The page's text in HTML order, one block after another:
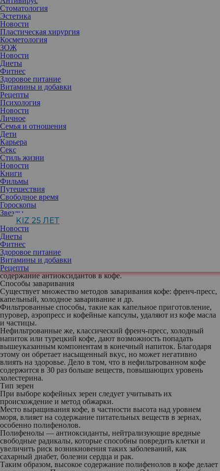
Стоматология
Эстетика
Новости
Пластическая хирургия
Косметология
ЗОЖ
Новости
Диеты
Фитнес
Здоровое питание
Витамины и добавки
Рецепты
Психология
Новости
Личное
Семья и отношения
Дети
Карьера
Секс
Стиль жизни
Новости
Книги
Фильмы
Путешествия
Свободное время
Гороскопы
Звезды
KIZ 25 ЛЕТ
Новости
Диеты
Фитнес
Здоровое питание
Витамины и добавки
Рецепты
Многие из нас не представляют утро без чашечки ароматного
кофе. Однако за удовольствием стоит не только оформление, но
и способ приготовления.
Кофеин помогает взбодриться и улучшает умственную
активность. Также он содержит антиоксиданты, которые
помогают бороться со свободными радикалами.
Есть мнение, что 2-3 чашки кофе в день помогают уменьшить
риск хронических заболеваний.
Различные методы заваривания могут влиять на вкус и
содержание антиоксидантов в кофе.
Способы заваривания
Существует множество методов заваривания кофе: френч-пресс,
капельный, холодное заваривание и др.
Фильтрованные способы, такие как капельное приготовление,
пуровер, аэропресс и кофейные капсулы, удаляют из кофе масла
и частицы.
Нефильтрованные же, классический френч-пресс, холодный
напиток или турецкий кофе, дают возможность попадать
вышеуказанным компонентам в конечный напиток. Благодаря
этому он обретает насыщенный вкус, но может негативно
влиять на здоровье. Дело в том, что в нефильтрованном кофе
содержится в 30 раз больше веществ, повышающих уровень
холестерина.
Тип зерен
При выборе кофейных зерен следует учитывать их
происхождение и метод обжарки.
Место выращивания кофе, в частности высота над уровнем
моря, влияет на содержание питательных веществ в зернах,
особенно полифенолов.
Полифенолы — антиоксиданты, нейтрализующие вредные
свободные радикалы, которые способны повредить клетки и
увеличить риск возникновения таких заболеваний, как
сахарный диабет, болезни сердца и рак.
Таким образом, высокое содержание полифенолов в кофе делает